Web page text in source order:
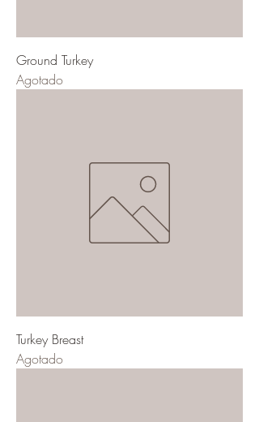
Ground Turkey
Agotado
Turkey Breast
Agotado